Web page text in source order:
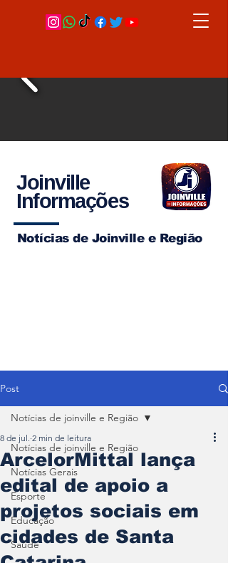
Joinville
Informações
Notícias de Joinville e Região
Post
Notícias de joinville e Região
Notícias Gerais
Esporte
Educação
Saúde
Notícias de joinville e Região
ArcelorMittal lança
edital de apoio a
projetos sociais em
cidades de Santa
8 de jul. 2 min de leitura